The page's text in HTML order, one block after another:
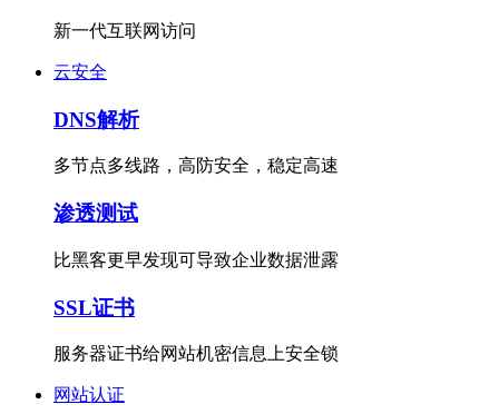
新一代互联网访问
云安全
DNS解析
多节点多线路，高防安全，稳定高速
渗透测试
比黑客更早发现可导致企业数据泄露
SSL证书
服务器证书给网站机密信息上安全锁
网站认证